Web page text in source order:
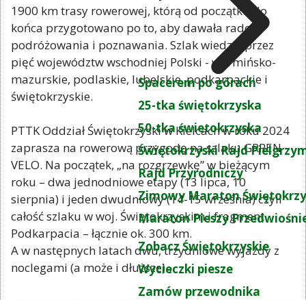
Spacerem po górach
25-tka świętokrzyska
50-tka świetokrzyska
Świętokrzyski Rajd
Rajd Przyrodniczy
Zimowy Maraton
Maraton Pieszy
Zobacz Świętokrzyskie
Wycieczki piesze
Zamów przewodnika
1900 km trasy rowerowej, którą od początku do
końca przygotowano po to, aby dawała radość
podróżowania i poznawania. Szlak wiedzie przez
pięć województw wschodniej Polski - warmińsko-
mazurskie, podlaskie, lubelskie, podkarpackie i
świętokrzyskie.
PTTK Oddział Świętokrzyski w Kielcach w roku 2024
zaprasza na rowerową przygodę na szlaku GRREN
VELO. Na początek, „na rozgrzewkę” w bieżącym
roku – dwa jednodniowe etapy (13 lipca, 10
sierpnia) i jeden dwudniowy (14-15 września) czyli
całość szlaku w woj. Świętokrzyskim i fragment
Podkarpacia – łącznie ok. 300 km.
A w następnych latach dwu, trzydniowe wyjazdy z
noclegami (a może i dłuższe)…